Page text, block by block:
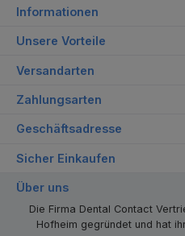
Informationen
Unsere Vorteile
Versandarten
Zahlungsarten
Geschäftsadresse
Sicher Einkaufen
Über uns
Die Firma Dental Contact
Hofheim gegründet und hat